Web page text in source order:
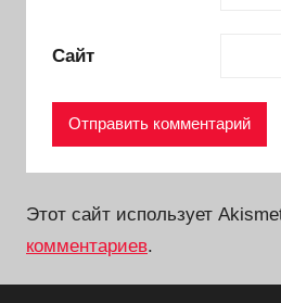
Сайт
Этот сайт использует
комментариев.